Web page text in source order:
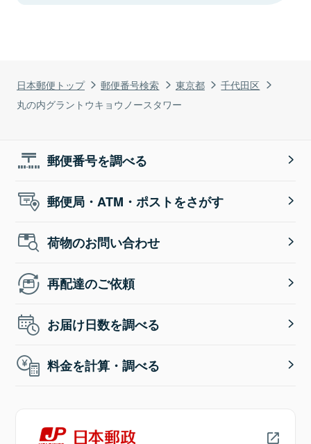
日本郵便トップ 郵便番号検索 東京都
千代田区
丸の内グラントウキョウノースタワー
郵便番号を調べる
郵便局・ATM・ポストをさがす
荷物のお問い合わせ
再配達のご依頼
お届け日数を調べる
料金を計算・調べる